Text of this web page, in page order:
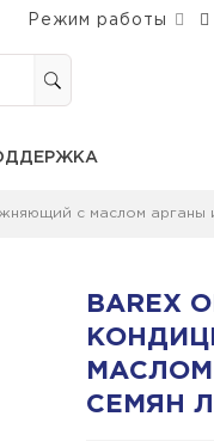
Режим работы
с маслом арганы
BAREX
СЕМЯН